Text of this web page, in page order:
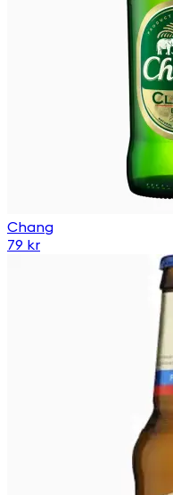
Chang
79 kr